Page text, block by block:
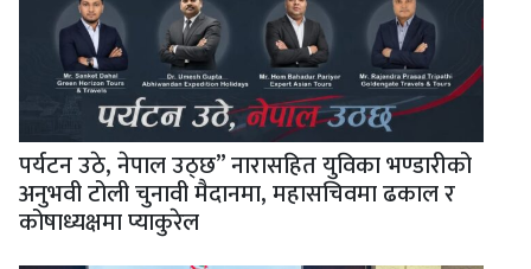
पर्यटन उठे, नेपाल उठ्छ” नारासहित युविका भण्डारीको
अनुभवी टोली चुनावी मैदानमा, महासचिवमा ढकाल र
कोषाध्यक्षमा प्याकुरेल